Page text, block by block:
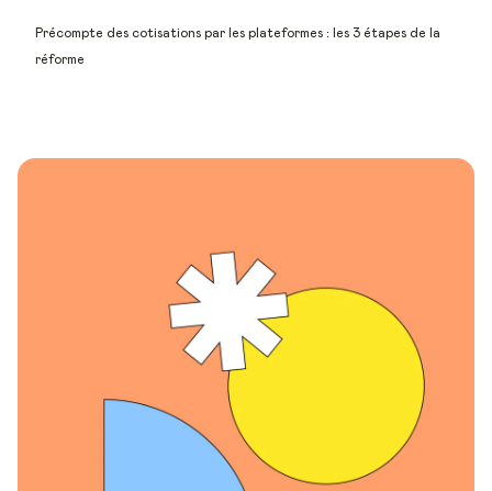
Précompte des cotisations par les plateformes : les 3 étapes de la
réforme